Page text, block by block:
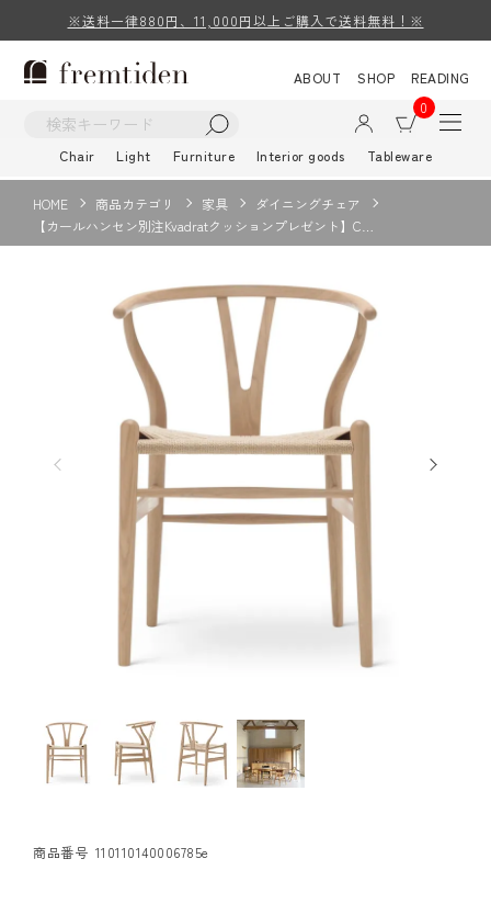
※送料一律880円、11,000円以上ご購入で送料無料！※
ABOUT SHOP
READING
0
Chair Light Furniture Interior goods Tableware
HOME 商品カテゴリ 家具
ダイニングチェア
【カールハンセン別注Kvadratクッションプレゼント】C…
商品番号 110110140006785e